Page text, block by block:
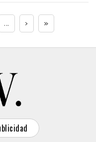
... › »